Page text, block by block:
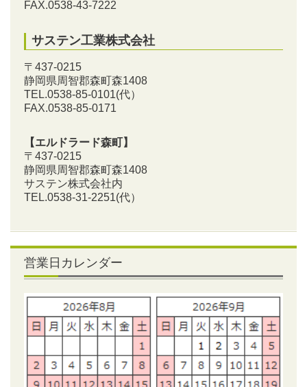
FAX.0538-43-7222
サステン工業株式会社
〒437-0215
静岡県周智郡森町森1408
TEL.0538-85-0101(代）
FAX.0538-85-0171
【エルドラード森町】
〒437-0215
静岡県周智郡森町森1408
サステン株式会社内
TEL.0538-31-2251(代）
営業日カレンダー